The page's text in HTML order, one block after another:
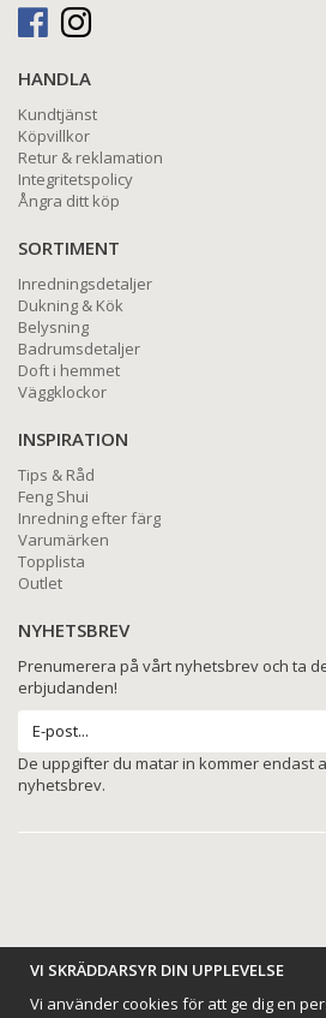
HANDLA
Kundtjänst
Köpvillkor
Retur & reklamation
Integritetspolicy
Ångra ditt köp
SORTIMENT
Inredningsdetaljer
Dukning & Kök
Belysning
Badrumsdetaljer
Doft i hemmet
Väggklockor
INSPIRATION
Tips & Råd
Feng Shui
Inredning efter färg
Varumärken
Topplista
Outlet
NYHETSBREV
Prenumerera på vårt nyhetsbrev och ta
erbjudanden!
De uppgifter du matar in kommer endast
nyhetsbrev.
BETALNINGSALTERNATIV
VI SKRÄDDARSYR DIN UPPLEVELSE
Vi använder cookies för att ge dig en